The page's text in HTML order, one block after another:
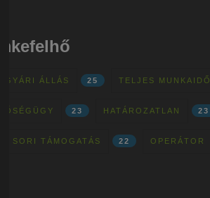
GYÁRI ÁLLÁS 25 TELJES MUNKAIDŐ
23 HATÁROZATLAN 23
SORI TÁMOGATÁS 22 OPERÁTOR